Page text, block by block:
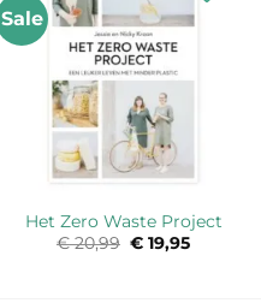
Sale
Het Zero Waste Project
€20,99
prijs
€ 19,95